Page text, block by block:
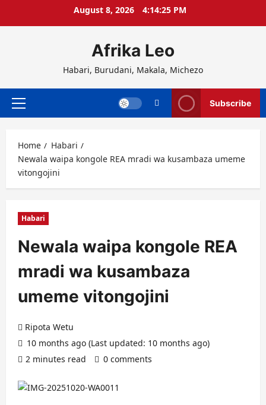
August 8, 2026 4:14:25 PM
Afrika Leo
Habari, Burudani, Makala, Michezo
Primary
Subscribe
Home
Habari
Newala waipa kongole REA mradi wa kusambaza umeme
vitongojini
Habari
Newala waipa kongole REA
mradi wa kusambaza
umeme vitongojini
Ripota Wetu
10 months ago (Last updated: 10 months ago)
2 minutes read
0 comments